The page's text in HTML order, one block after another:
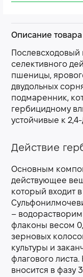
Описание товара
селективного
пшеницы,
двудольных
подмаренник,
гербицидному
устойчивые к
Действие
Основным
действующее
который входит
–
флаконы весом
зерновых
культуры и
флагового
вносится в фазу